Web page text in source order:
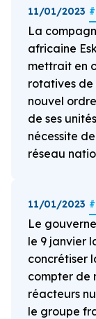
11/01/2023
La
africaine
mettrait en
rotatives de
nouvel
de ses
nécessite
réseau
11/01/2023
Le
le 9 janvier
concrétiser
compter de
réacteurs
le groupe